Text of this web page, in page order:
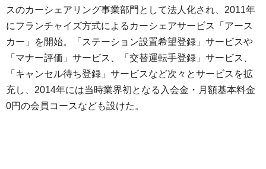
スのカーシェアリング事業部門として法人化され、2011年
にフランチャイズ方式によるカーシェアサービス「アース
カー」を開始。「ステーション設置希望登録」サービスや
「マナー評価」サービス、「交替運転手登録」サービス、
「キャンセル待ち登録」サービスなど次々とサービスを拡
充し、2014年には当時業界初となる入会金・月額基本料金
0円の会員コースなども設けた。